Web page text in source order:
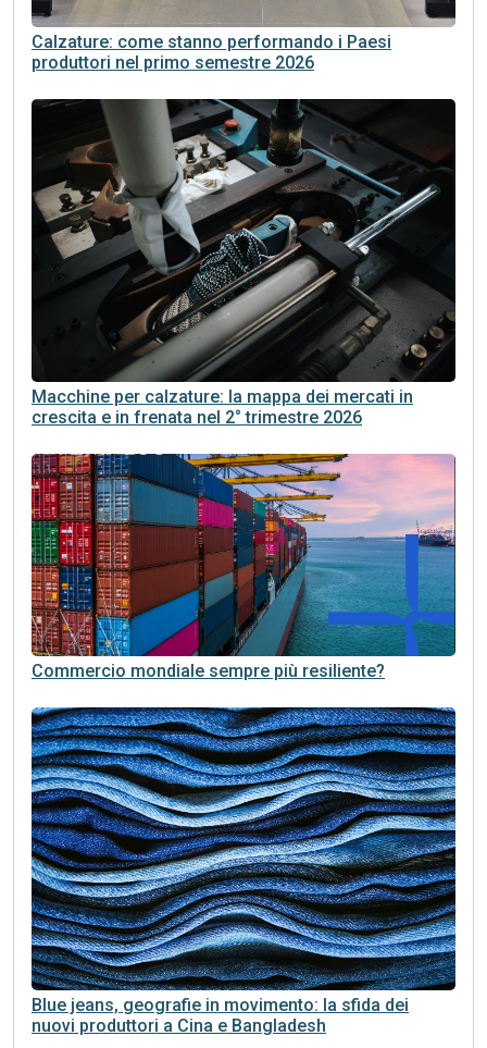
Calzature: come stanno performando i Paesi
produttori nel primo semestre 2026
Macchine per calzature: la mappa dei mercati in
crescita e in frenata nel 2° trimestre 2026
Commercio mondiale sempre più resiliente?
Blue jeans, geografie in movimento: la sfida dei
nuovi produttori a Cina e Bangladesh